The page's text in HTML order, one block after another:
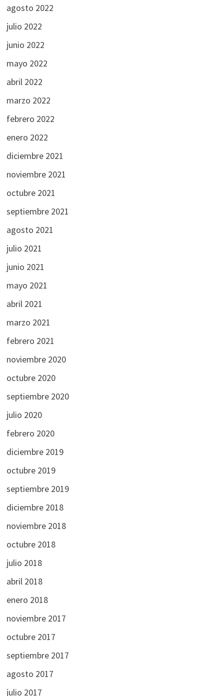
agosto 2022
julio 2022
junio 2022
mayo 2022
abril 2022
marzo 2022
febrero 2022
enero 2022
diciembre 2021
noviembre 2021
octubre 2021
septiembre 2021
agosto 2021
julio 2021
junio 2021
mayo 2021
abril 2021
marzo 2021
febrero 2021
noviembre 2020
octubre 2020
septiembre 2020
julio 2020
febrero 2020
diciembre 2019
octubre 2019
septiembre 2019
diciembre 2018
noviembre 2018
octubre 2018
julio 2018
abril 2018
enero 2018
noviembre 2017
octubre 2017
septiembre 2017
agosto 2017
julio 2017